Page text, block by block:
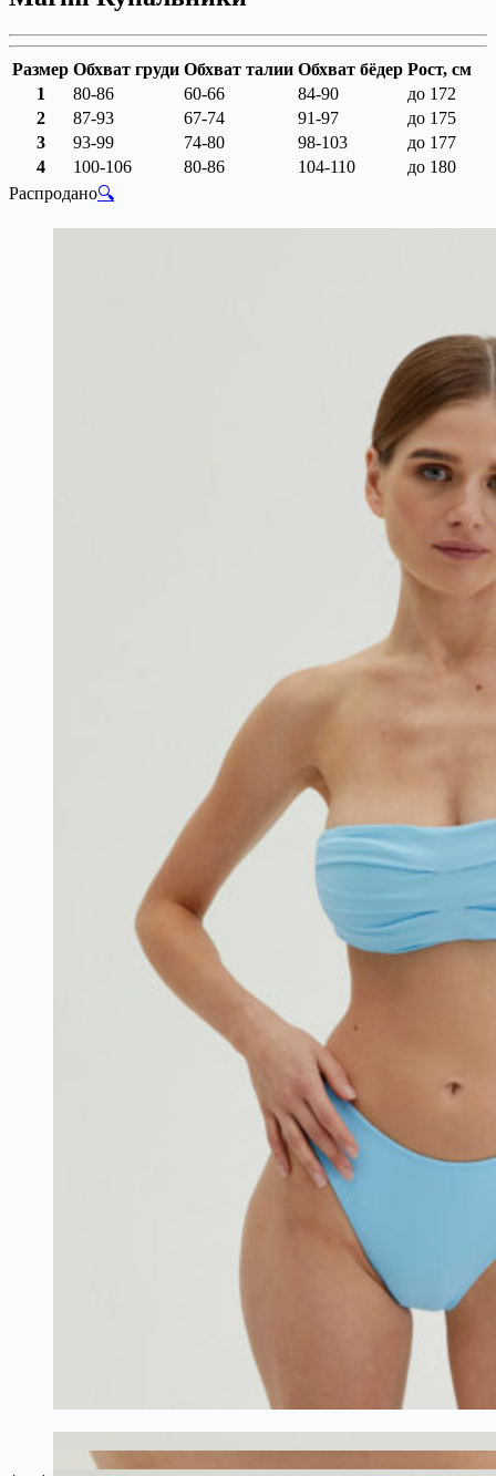
Размер Обхват груди Обхват талии Обхват бёдер Рост, см
1
80-86 60-66 84-90
до 172
2
87-93 67-74 91-97
до 175
3
93-99 74-80 98-103
до 177
4
100-106 80-86 104-110
до 180
Распродано🔍